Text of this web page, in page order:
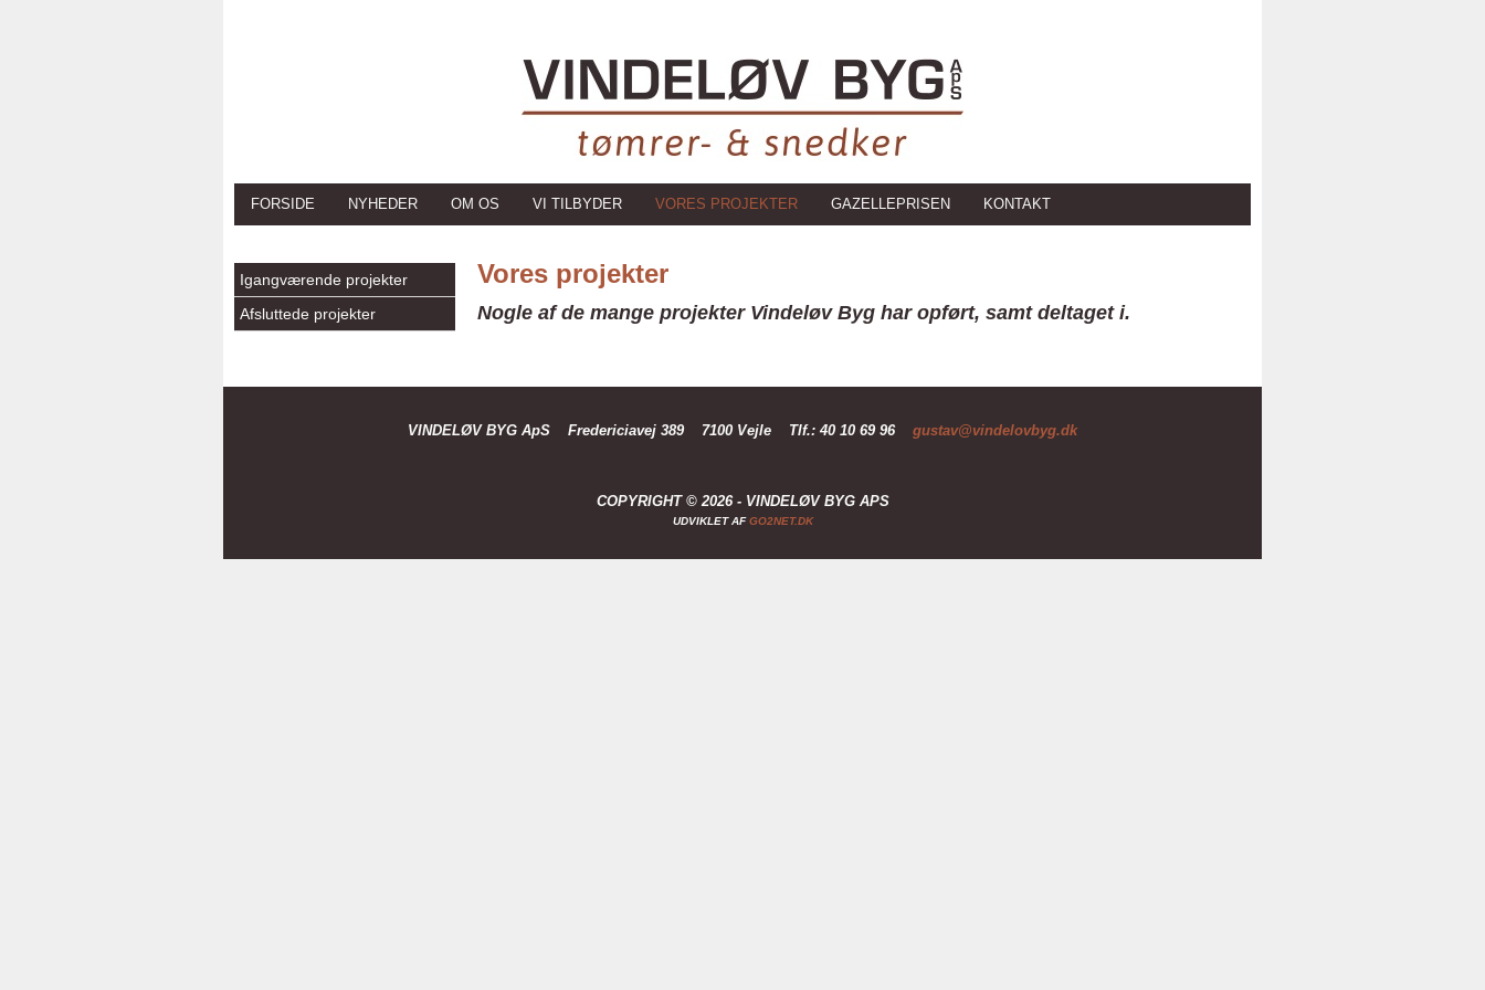
FORSIDE NYHEDER OM OS VI TILBYDER VORES PROJEKTER GAZELLEPRISEN KONTAKT
Igangværende projekter
Afsluttede projekter
Vores projekter
Nogle af de mange projekter Vindeløv Byg har opført, samt deltaget i.
VINDELØV BYG ApS Fredericiavej 389 7100 Vejle Tlf.: 40 10 69 96 gustav@vindelovbyg.dk
COPYRIGHT © 2026 - VINDELØV BYG APS
UDVIKLET AFGO2NET.DK